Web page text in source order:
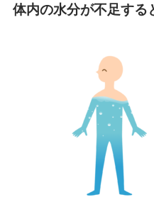
体内の水分が不足する